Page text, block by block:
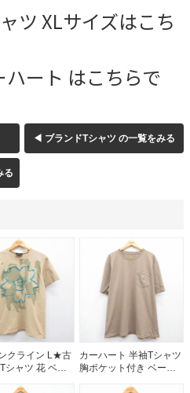
チャンネル
ツ XLサイズはこち
ート はこちらで
◀ ブランドTシャツ の一覧をみる
る
クライン L★古
シャツ 花 ベー
カーハート 半袖Tシャツ
胸ポケット付き ベージ